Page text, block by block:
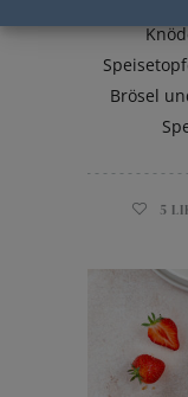
Brösel
5